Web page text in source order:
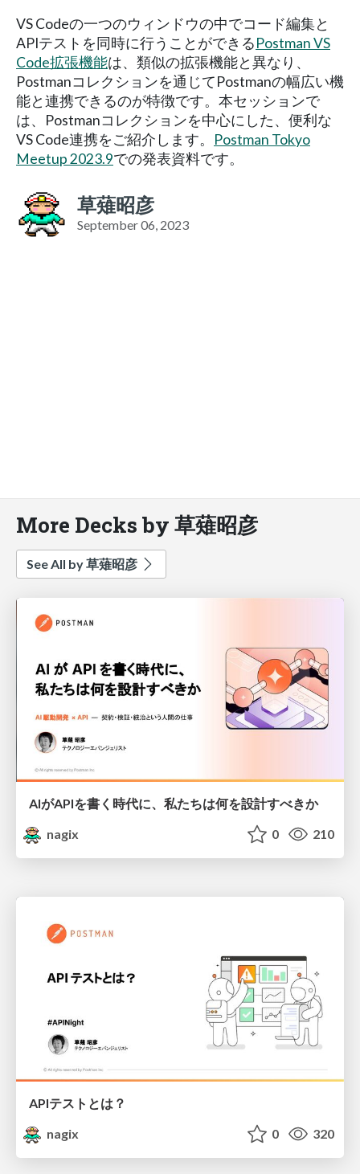
VS Codeの一つのウィンドウの中でコード編集と
APIテストを同時に行うことができるPostman VS
Code拡張機能は、類似の拡張機能と異なり、
Postmanコレクションを通じてPostmanの幅広い機
能と連携できるのが特徴です。本セッションで
は、Postmanコレクションを中心にした、便利な
VS Code連携をご紹介します。 Postman Tokyo
Meetup 2023.9での発表資料です。
草薙昭彦
September 06, 2023
More Decks by 草薙昭彦
See All by 草薙昭彦
AIがAPIを書く時代に、私たちは何を設計すべきか
nagix
0 210
APIテストとは？
nagix
0 320